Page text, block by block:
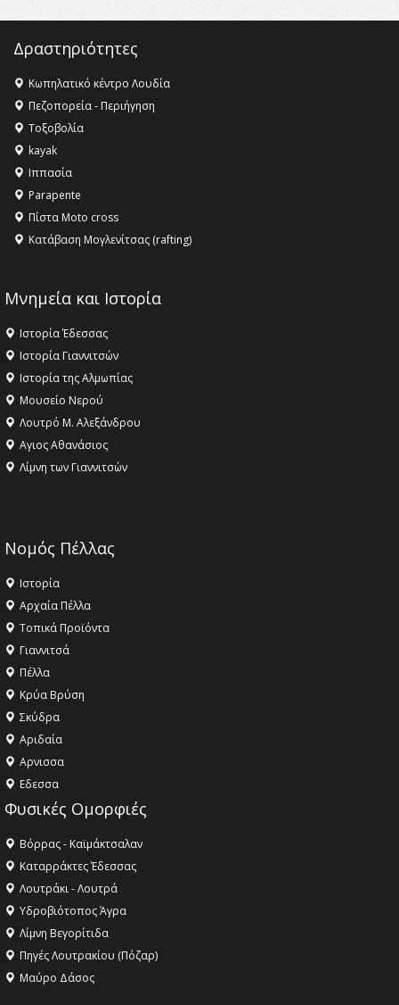
16:35 -Το πρόγραμμα του ΠΑΟΚ στον δεύτερο γύρο του
16:27 - Όλυμπος: Εντάχθηκε στον Κατάλογο Παγκόσμιας
Κληρονομιάς της UNESCO – Ομόφωνη η απόφαση Ο
Όλυμπος αναγνωρίστηκε ως φυσικό και πολιτιστικό
αγαθό εξέχουσας οικουμενικής αξίας για την
ανθρωπότητα
16:18 -
ΣΤΗΝ ΕΔΕΣΣΑ
Δραστηριότητες
Κωπηλατικό κέντρο Λουδία
Πεζοπορεία - Περιήγηση
Τοξοβολία
kayak
Ιππασία
Parapente
Πίστα Moto cross
Κατάβαση Μογλενίτσας (rafting)
Μνημεία και Ιστορία
Ιστορία Έδεσσας
Ιστορία Γιαννιτσών
Ιστορία της Αλμωπίας
Μουσείο Νερού
Λουτρό Μ. Αλεξάνδρου
Αγιος Αθανάσιος
Λίμνη των Γιαννιτσών
Νομός Πέλλας
Ιστορία
Αρχαία Πέλλα
Τοπικά Προϊόντα
Γιαννιτσά
Πέλλα
Κρύα Βρύση
Σκύδρα
Αριδαία
Aρνισσα
Eδεσσα
Φυσικές Ομορφιές
Βόρρας - Καϊμάκτσαλαν
Καταρράκτες Έδεσσας
Λουτράκι - Λουτρά
Υδροβιότοπος Άγρα
Λίμνη Βεγορίτιδα
Πηγές Λουτρακίου (Πόζαρ)
Μαύρο Δάσος